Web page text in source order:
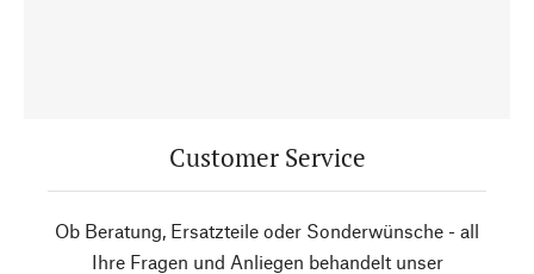
Customer Service
Ob Beratung, Ersatzteile oder Sonderwünsche - all
Ihre Fragen und Anliegen behandelt unser